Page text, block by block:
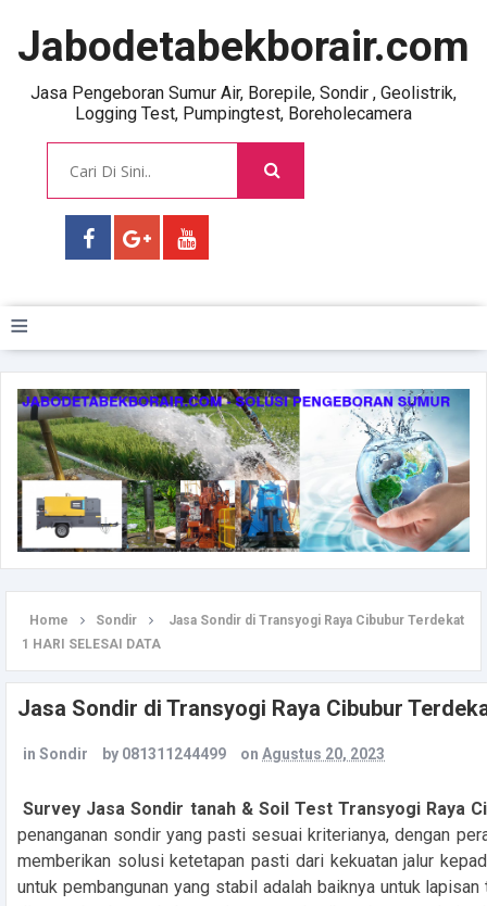
Jabodetabekborair.com
Jasa Pengeboran Sumur Air, Borepile, Sondir , Geolistrik,
Logging Test, Pumpingtest, Boreholecamera
≡
Home Sondir
Jasa Sondir di Transyogi Raya Cibubur Terdekat
1 HARI SELESAI DATA
Jasa Sondir di Transyogi Raya Cibubur
in Sondir by 081311244499 on Agustus 20, 2023
Survey Jasa Sondir tanah & Soil Test Transyogi Raya
penanganan sondir yang pasti sesuai kriterianya, dengan
memberikan solusi ketetapan pasti dari kekuatan jalur
untuk pembangunan yang stabil adalah baiknya untuk